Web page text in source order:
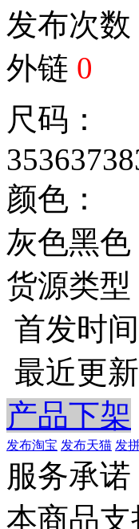
发布次数
外链 0
尺码：
35363738
颜色：
灰色黑色
货源类
首发时
最近更
产品下架
发布淘宝 发布天猫 发
服务承诺
本商品